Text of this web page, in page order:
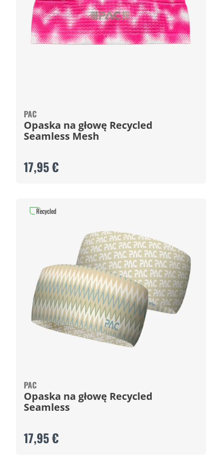
PAC
Opaska na głowę Recycled
Seamless Mesh
17,95 €
PAC
Opaska na głowę Recycled
Seamless
17,95 €
Recycled